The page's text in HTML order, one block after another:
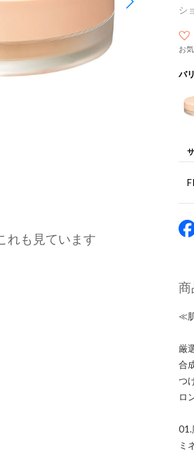
れも見ています
シ
お
バ
商
≪
厳
合
つ
ロ
01.
ミ